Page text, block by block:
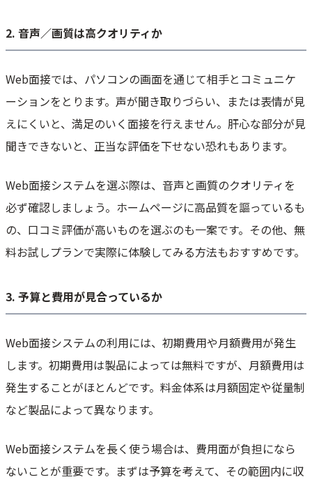
2. 音声／画質は高クオリティか
Web面接では、パソコンの画面を通じて相手とコミュニケ
ーションをとります。声が聞き取りづらい、または表情が見
えにくいと、満足のいく面接を行えません。肝心な部分が見
聞きできないと、正当な評価を下せない恐れもあります。
Web面接システムを選ぶ際は、音声と画質のクオリティを
必ず確認しましょう。ホームページに高品質を謳っているも
の、口コミ評価が高いものを選ぶのも一案です。その他、無
料お試しプランで実際に体験してみる方法もおすすめです。
3. 予算と費用が見合っているか
Web面接システムの利用には、初期費用や月額費用が発生
します。初期費用は製品によっては無料ですが、月額費用は
発生することがほとんどです。料金体系は月額固定や従量制
など製品によって異なります。
Web面接システムを長く使う場合は、費用面が負担になら
ないことが重要です。まずは予算を考えて、その範囲内に収